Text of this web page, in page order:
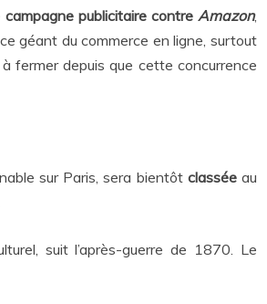
campagne publicitaire contreAmazon,
géant du commerce en ligne, surtout
fermer depuis que cette concurrence
sur Paris, sera bientôt classée au
suit l’après-guerre de 1870. Le